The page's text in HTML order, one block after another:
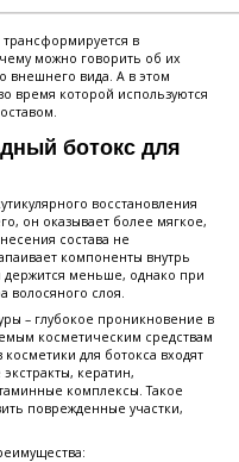
в
можно говорить об их
внешнего вида. А в этом
время которой используются
ботокс для
восстановления
он оказывает более мягкое,
состава не
компоненты внутрь
держится меньше, однако при
волосяного слоя.
– глубокое проникновение в
косметическим средствам
для ботокса входят
кератин,
комплексы. Такое
поврежденные участки,